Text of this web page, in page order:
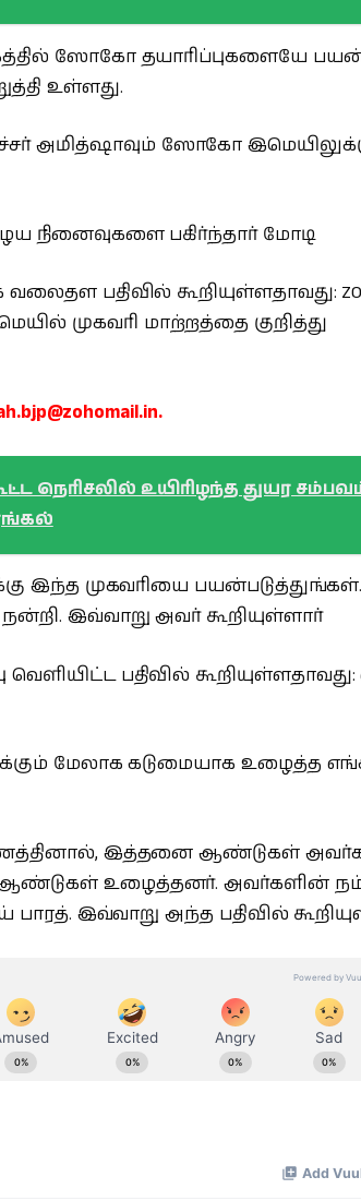
ஸோகோ தயாரிப்புகளையே
உள்ளது.
அமித்ஷாவும் ஸோகோ
நினைவுகளை பகிர்ந்தார் மோடி
பதிவில் கூறியுள்ளதாவது:
முகவரி மாற்றத்தை குறித்து
நெரிசலில் உயிரிழந்த துயர
இந்த முகவரியை
இவ்வாறு அவர் கூறியுள்ளார்
பதிவில்
மேலாக கடுமையாக உழைத்த
இத்தனை ஆண்டுகள்
ஆண்டுகள் உழைத்தனர். அவர்களின்
பாரத். இவ்வாறு அந்த பதிவில்